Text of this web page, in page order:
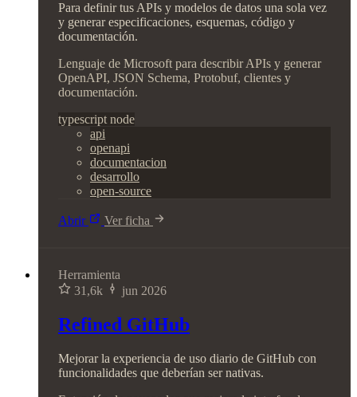
Para definir tus APIs y modelos de datos una sola vez
y generar especificaciones, esquemas, código y
documentación.
Lenguaje de Microsoft para describir APIs y generar
OpenAPI, JSON Schema, Protobuf, clientes y
documentación.
typescript node
api
openapi
documentacion
desarrollo
open-source
Abrir Ver ficha
Herramienta
31,6k
jun 2026
Refined GitHub
Mejorar la experiencia de uso diario de GitHub con
funcionalidades que deberían ser nativas.